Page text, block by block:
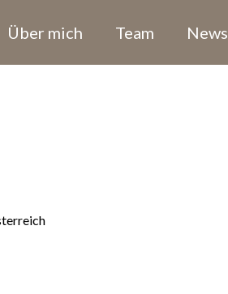
Über mich Team News